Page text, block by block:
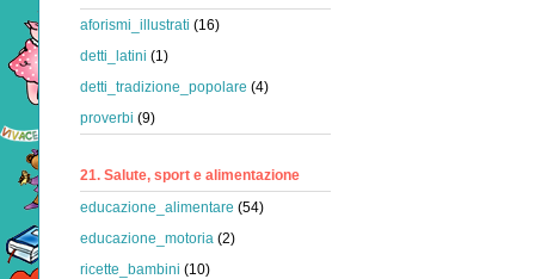
aforismi_illustrati (16)
detti_latini (1)
detti_tradizione_popolare (4)
proverbi (9)
21. Salute, sport e alimentazione
educazione_alimentare (54)
educazione_motoria (2)
ricette_bambini (10)